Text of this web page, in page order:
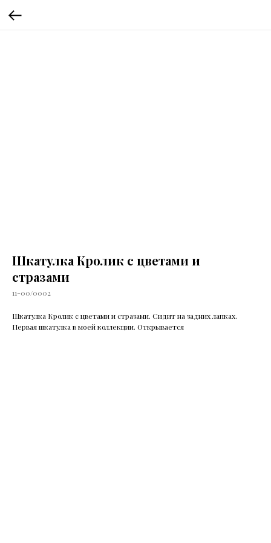
Шкатулка Кролик с цветами и
стразами
11-00/0002
Шкатулка Кролик с цветами и стразами. Сидит на задних лапках.
Первая шкатулка в моей коллекции. Открывается